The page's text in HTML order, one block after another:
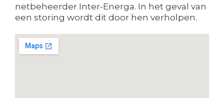
netbeheerder Inter-Energa. In het geval van
een storing wordt dit door hen verholpen.